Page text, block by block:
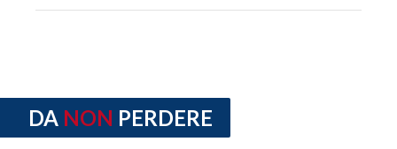
DA NON PERDERE